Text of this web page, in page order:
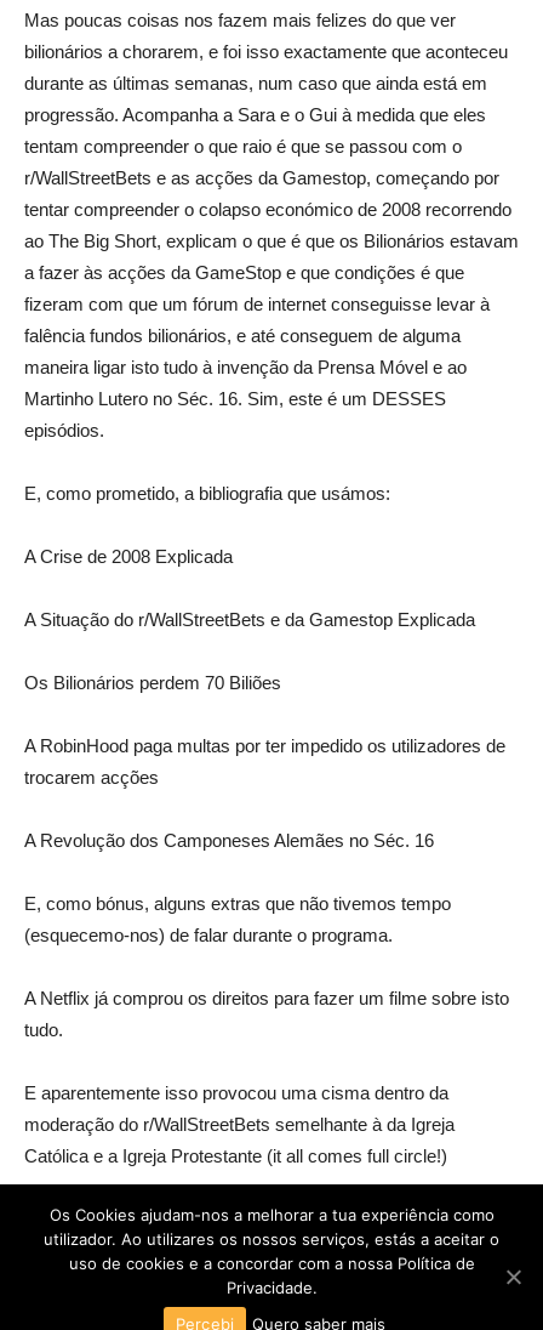
Mas poucas coisas nos fazem mais felizes do que ver
bilionários a chorarem, e foi isso exactamente que aconteceu
durante as últimas semanas, num caso que ainda está em
progressão. Acompanha a Sara e o Gui à medida que eles
tentam compreender o que raio é que se passou com o
r/WallStreetBets e as acções da Gamestop, começando por
tentar compreender o colapso económico de 2008 recorrendo
ao The Big Short, explicam o que é que os Bilionários estavam
a fazer às acções da GameStop e que condições é que
fizeram com que um fórum de internet conseguisse levar à
falência fundos bilionários, e até conseguem de alguma
maneira ligar isto tudo à invenção da Prensa Móvel e ao
Martinho Lutero no Séc. 16. Sim, este é um DESSES
episódios.
E, como prometido, a bibliografia que usámos:
A Crise de 2008 Explicada
A Situação do r/WallStreetBets e da Gamestop Explicada
Os Bilionários perdem 70 Biliões
A RobinHood paga multas por ter impedido os utilizadores de
trocarem acções
A Revolução dos Camponeses Alemães no Séc. 16
E, como bónus, alguns extras que não tivemos tempo
(esquecemo-nos) de falar durante o programa.
A Netflix já comprou os direitos para fazer um filme sobre isto
tudo.
E aparentemente isso provocou uma cisma dentro da
moderação do r/WallStreetBets semelhante à da Igreja
Católica e a Igreja Protestante (it all comes full circle!)
POLÍTICA DE PRIVACIDADE
TERMOS E CONDIÇÕES
Os Cookies ajudam-nos a melhorar a tua experiência como
utilizador. Ao utilizares os nossos serviços, estás a aceitar o
uso de cookies e a concordar com a nossa Política de
Privacidade.
Percebi
Quero saber mais